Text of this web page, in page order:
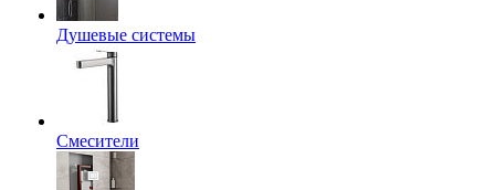
Душевые системы
Смесители